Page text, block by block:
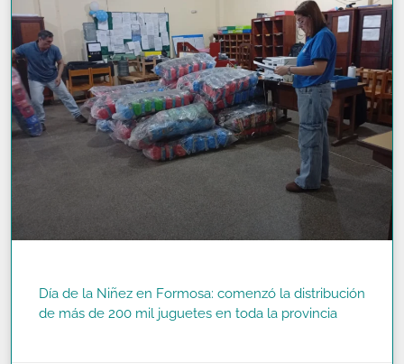
Día de la Niñez en Formosa: comenzó la distribución
de más de 200 mil juguetes en toda la provincia